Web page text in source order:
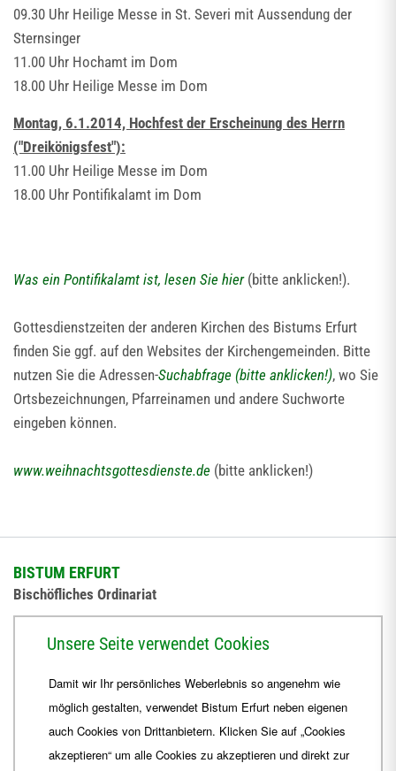
09.30 Uhr Heilige Messe in St. Severi mit Aussendung der
Sternsinger
11.00 Uhr Hochamt im Dom
18.00 Uhr Heilige Messe im Dom
Montag, 6.1.2014, Hochfest der Erscheinung des Herrn
("Dreikönigsfest"):
11.00 Uhr Heilige Messe im Dom
18.00 Uhr Pontifikalamt im Dom
Was ein Pontifikalamt ist, lesen Sie hier(bitte anklicken!).
Gottesdienstzeiten der anderen Kirchen des Bistums Erfurt
finden Sie ggf. auf den Websites der Kirchengemeinden. Bitte
nutzen Sie die Adressen-Suchabfrage (bitte anklicken!), wo Sie
Ortsbezeichnungen, Pfarreinamen und andere Suchworte
eingeben können.
www.weihnachtsgottesdienste.de (bitte anklicken!)
BISTUM ERFURT
Bischöfliches Ordinariat
+49 361 6572-444
ordinariat Bistum-Erfurt.de
Unsere Seite verwendet Cookies
Damit wir Ihr persönliches Weberlebnis so angenehm wie
möglich gestalten, verwendet Bistum Erfurt neben eigenen
auch Cookies von Drittanbietern. Klicken Sie auf „Cookies
akzeptieren“ um alle Cookies zu akzeptieren und direkt zur